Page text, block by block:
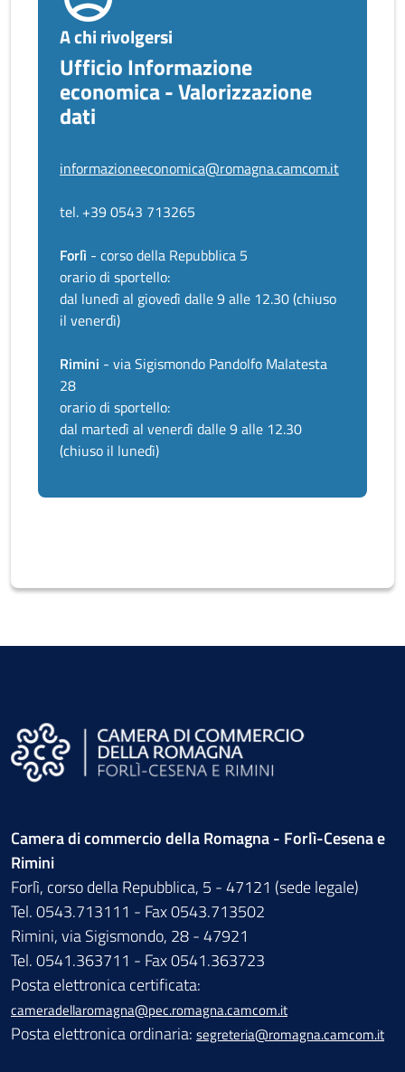
A chi rivolgersi
Ufficio Informazione
economica - Valorizzazione
dati
informazioneeconomica@romagna.camcom.it
tel. +39 0543 713265
Forlì - corso della Repubblica 5
orario di sportello:
dal lunedì al giovedì dalle 9 alle 12.30 (chiuso
il venerdì)
Rimini - via Sigismondo Pandolfo Malatesta
28
orario di sportello:
dal martedì al venerdì dalle 9 alle 12.30
(chiuso il lunedì)
Camera di commercio della Romagna - Forlì-Cesena e
Rimini
Forlì, corso della Repubblica, 5 - 47121 (sede legale)
Tel. 0543.713111 - Fax 0543.713502
Rimini, via Sigismondo, 28 - 47921
Tel. 0541.363711 - Fax 0541.363723
Posta elettronica certificata:
cameradellaromagna@pec.romagna.camcom.it
Posta elettronica ordinaria: segreteria@romagna.camcom.it